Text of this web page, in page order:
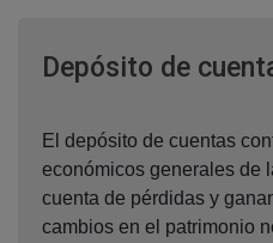
Depósito de
El depósito de cuentas
económicos generales de
cuenta de pérdidas y
cambios en el patrimonio